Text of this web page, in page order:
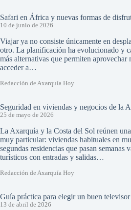
Safari en África y nuevas formas de
10 de junio de 2026
Viajar ya no consiste únicamente en
otro. La planificación ha evolucionado y
más alternativas que permiten aprovechar
acceder a…
Redacción de Axarquía Hoy
Seguridad en viviendas y negocios de la
25 de mayo de 2026
La Axarquía y la Costa del Sol reúnen
muy particular: viviendas habituales en
segundas residencias que pasan semanas
turísticos con entradas y salidas…
Redacción de Axarquía Hoy
Guía práctica para elegir un buen televisor
13 de abril de 2026